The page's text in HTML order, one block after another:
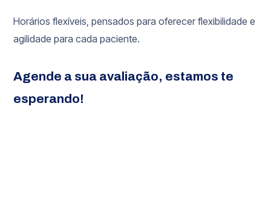
Horários flexíveis, pensados para oferecer flexibilidade e
agilidade para cada paciente.
Agende a sua avaliação, estamos te
esperando!